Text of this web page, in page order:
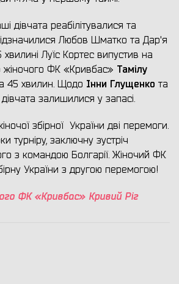
дівчата реабілітувалися та
Любов Шматко та Дар'я
Луїс Кортес випустив на
жіночого ФК «Кривбас» Тамілу
45 хвилин. Щодо Інни Глущенко та
дівчата залишилися у запасі.
збірної України дві перемоги.
турніру, заключну зустріч
з командою Болгарії. Жіночий ФК
України з другою перемогою!
ФК «Кривбас» Кривий Ріг